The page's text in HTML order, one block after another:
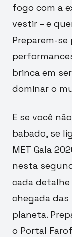
fogo com a
vestir – e
Preparem-
brinca em
dominar o
E se você
babado, se
MET Gala
nesta
cada
chegada das
planeta.
o Portal